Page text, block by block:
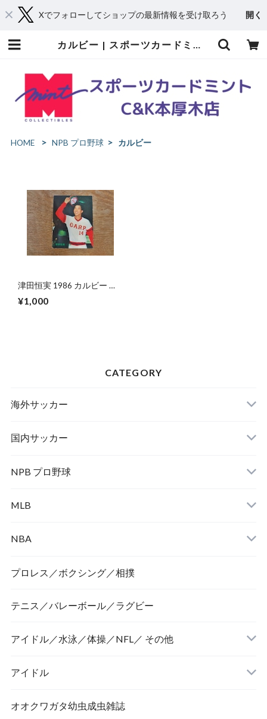
Xでフォローしてショップの最新情報を受け取ろう 開く
カルビー | スポーツカードミントC&K本厚木店－オンラインショップ
HOME NPB プロ野球 カルビー
津田恒実 1986 カルビー プ
¥1,000
CATEGORY
海外サッカー
国内サッカー
NPB プロ野球
MLB
NBA
プロレス／ボクシング／相撲
テニス／バレーボール／ラグビー
アイドル／水泳／体操／NFL／ その他
アイドル
オオクワガタ幼虫成虫雑誌